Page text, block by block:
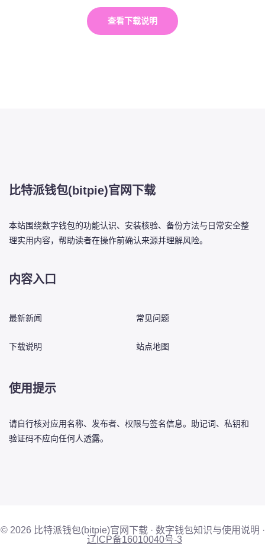
查看下载说明
比特派钱包(bitpie)官网下载
本站围绕数字钱包的功能认识、安装核验、备份方法与日常安全整
理实用内容，帮助读者在操作前确认来源并理解风险。
内容入口
最新新闻 常见问题
下载说明 站点地图
使用提示
请自行核对应用名称、发布者、权限与签名信息。助记词、私钥和
验证码不应向任何人透露。
© 2026 比特派钱包(bitpie)官网下载 · 数字钱包知识与使用说明 ·
辽ICP备16010040号-3